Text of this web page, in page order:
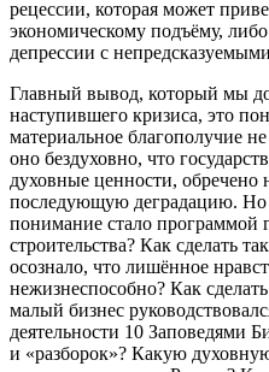
рецессии, которая может
экономическому подъёму,
депрессии с
Главный вывод, который мы
наступившего кризиса, это
материальное благополучие
оно бездуховно, что
духовные ценности, обречено
последующую деградацию. Но
понимание стало программой
строительства? Как сделать
осознало, что лишённое
нежизнеспособно? Как
малый бизнес
деятельности 10 Заповедями
и «разборок»? Какую